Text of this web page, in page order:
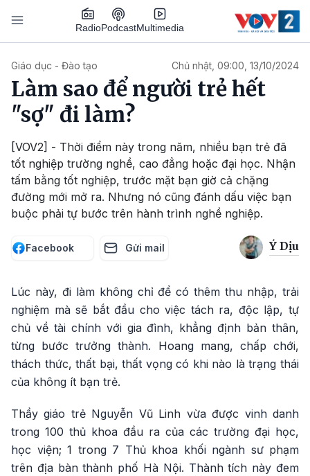
Nhảy đến nội dung
RadioPodcastMultimedia
Giáo dục - Đào tạo Chủ nhật, 09:00, 13/10/2024
Làm sao để người trẻ hết
"sợ" đi làm?
[VOV2] - Thời điểm này trong năm, nhiều bạn trẻ đã
tốt nghiệp trường nghề, cao đẳng hoặc đại học. Nhận
tấm bằng tốt nghiệp, trước mặt bạn giờ cả chặng
đường mới mở ra. Nhưng nó cũng đánh dấu việc bạn
buộc phải tự bước trên hành trình nghề nghiệp.
Facebook Gửi mail Ý Dịu
Lúc này, đi làm không chỉ để có thêm thu nhập, trải
nghiệm mà sẽ bắt đầu cho việc tách ra, độc lập, tự
chủ về tài chính với gia đình, khẳng định bản thân,
từng bước trưởng thành. Hoang mang, chấp chới,
thách thức, thất bại, thất vọng có khi nào là trạng thái
của không ít bạn trẻ.
Thầy giáo trẻ Nguyễn Vũ Linh vừa được vinh danh
trong 100 thủ khoa đầu ra của các trường đại học,
học viện; 1 trong 7 Thủ khoa khối ngành sư phạm
trên địa bàn thành phố Hà Nội. Thành tích này đem